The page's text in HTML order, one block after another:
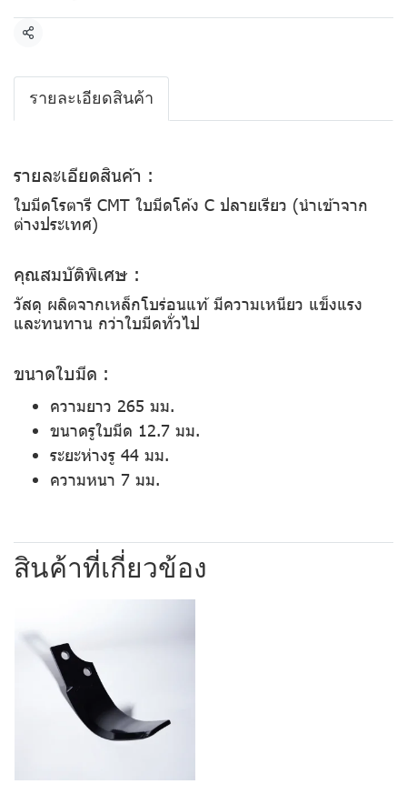
แชร์
รายละเอียดสินค้า
รายละเอียดสินค้า :
ใบมีดโรตารี CMT ใบมีดโค้ง C ปลายเรียว (นำเข้าจาก
ต่างประเทศ)
คุณสมบัติพิเศษ :
วัสดุ ผลิตจากเหล็กโบร่อนแท้ มีความเหนียว แข็งแรง
และทนทาน กว่าใบมีดทั่วไป
ขนาดใบมีด :
ความยาว 265 มม.
ขนาดรูใบมีด 12.7 มม.
ระยะห่างรู 44 มม.
ความหนา 7 มม.
สินค้าที่เกี่ยวข้อง